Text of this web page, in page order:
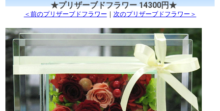
★プリザーブドフラワー 14300円★
＜前のプリザーブドフラワー ｜ 次のプリザーブドフラワー＞